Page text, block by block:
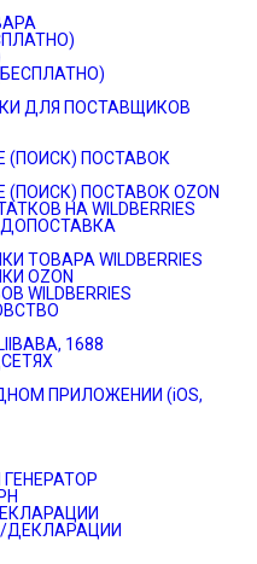
ДЛЯ ПОСТАВЩИКОВ
(ПОИСК) ПОСТАВОК
ПОСТАВОК OZON
НА WILDBERRIES
ТОВАРА WILDBERRIES
OZON
WILDBERRIES
1688
ПРИЛОЖЕНИИ (iOS,
ДЕКЛАРАЦИИ